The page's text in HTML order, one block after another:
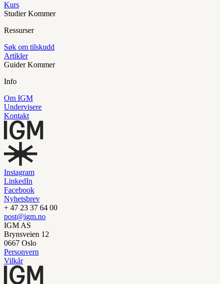
Kurs
StudierKommer
Ressurser
Søk om tilskudd
Artikler
GuiderKommer
Info
Om IGM
Undervisere
Kontakt
Instagram
LinkedIn
Facebook
Nyhetsbrev
+ 47 23 37 64 00
post@igm.no
IGM AS
Brynsveien 12
0667 Oslo
Personvern
Vilkår